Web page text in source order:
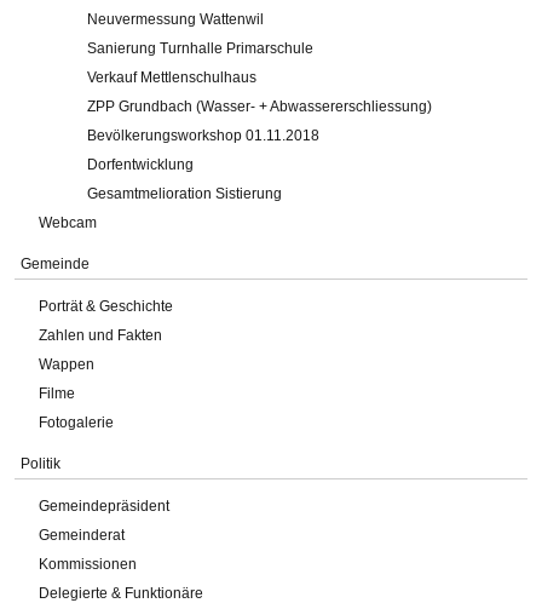
Neuvermessung Wattenwil
Sanierung Turnhalle Primarschule
Verkauf Mettlenschulhaus
ZPP Grundbach (Wasser- + Abwassererschliessung)
Bevölkerungsworkshop 01.11.2018
Dorfentwicklung
Gesamtmelioration Sistierung
Webcam
Gemeinde
Porträt & Geschichte
Zahlen und Fakten
Wappen
Filme
Fotogalerie
Politik
Gemeindepräsident
Gemeinderat
Kommissionen
Delegierte & Funktionäre